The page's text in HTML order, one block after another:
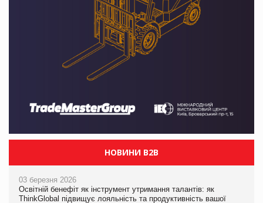
НОВИНИ B2B
03 березня 2026
Освітній бенефіт як інструмент утримання талантів: як
ThinkGlobal підвищує лояльність та продуктивність вашої